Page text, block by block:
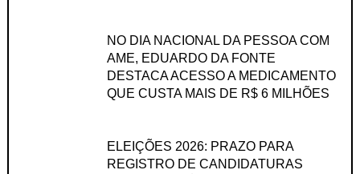
NO DIA NACIONAL DA PESSOA COM
AME, EDUARDO DA FONTE
DESTACA ACESSO A MEDICAMENTO
QUE CUSTA MAIS DE R$ 6 MILHÕES
ELEIÇÕES 2026: PRAZO PARA
REGISTRO DE CANDIDATURAS